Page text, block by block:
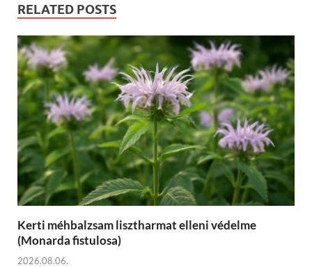
RELATED POSTS
Kerti méhbalzsam lisztharmat elleni védelme
(Monarda fistulosa)
2026.08.06.